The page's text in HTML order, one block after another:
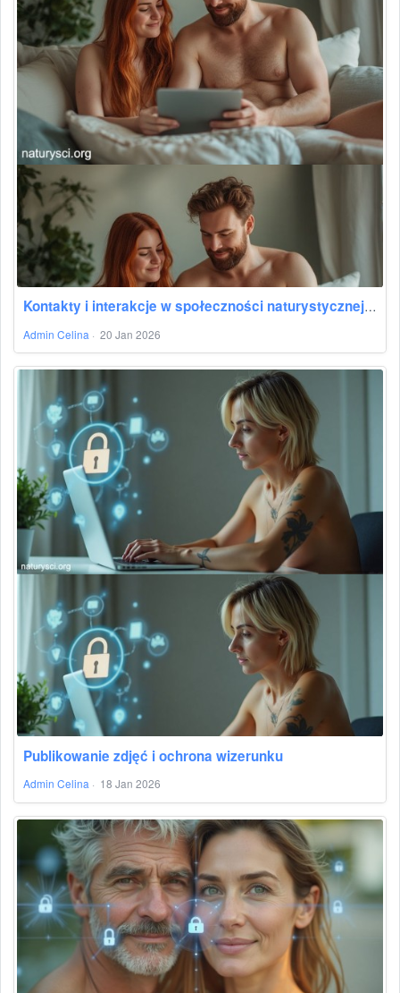
Kontakty i interakcje w społeczności naturystycznej online
Admin Celina · 20 Jan 2026
Publikowanie zdjęć i ochrona wizerunku
Admin Celina · 18 Jan 2026